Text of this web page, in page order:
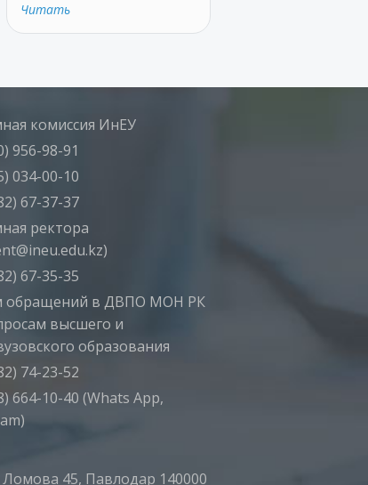
Читать
комиссия ИнЕУ
956-98-91
034-00-10
67-37-37
ректора
67-35-35
обращений в ДВПО МОН РК
высшего и
образования
74-23-52
664-10-40 (Whats App,
45, Павлодар 140000